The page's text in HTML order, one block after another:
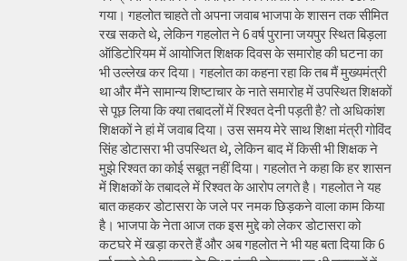
गया। गहलोत चाहते तो अपना जवाब भाजपा के शासन तक सीमित
रख सकते थे, लेकिन गहलोत ने 6 वर्ष पुराना जयपुर स्थित बिड़ला
ऑडिटोरियम में आयोजित शिक्षक दिवस के समारोह की घटना का
भी उल्लेख कर दिया। गहलोत का कहना रहा कि तब मैं मुख्यमंत्री
था और मैंने सामान्य शिष्टाचार के नाते समारोह में उपस्थित शिक्षकों
से पूछ लिया कि क्या तबादलों में रिश्वत देनी पड़ती है? तो अधिकांश
शिक्षकों ने हां में जवाब दिया। उस समय मेरे साथ शिक्षा मंत्री गोविंद
सिंह डोटासरा भी उपस्थित थे, लेकिन बाद में किसी भी शिक्षक ने
मुझे रिश्वत का कोई सबूत नहीं दिया। गहलोत ने कहा कि हर शासन
में शिक्षकों के तबादले में रिश्वत के आरोप लगते है। गहलोत ने यह
बात कहकर डोटासरा के जले पर नमक छिड़कने वाला काम किया
है। भाजपा के नेता आज तक इस मुद्दे को लेकर डोटासरा को
कटघरे में खड़ा करते हैं और अब गहलोत ने भी यह बता दिया कि 6